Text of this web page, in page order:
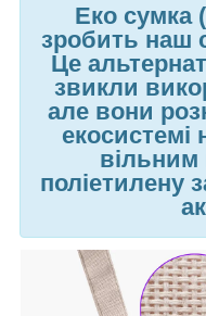
Еко сумка
зробить наш
Це
звикли
але вони
екосистемі
вільним
поліетилену